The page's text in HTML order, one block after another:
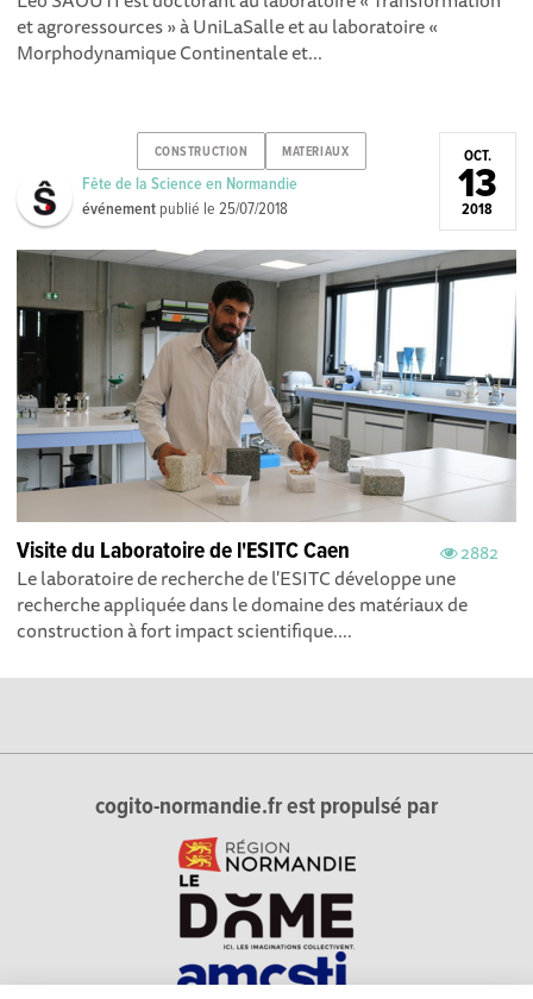
et agroressources » à UniLaSalle et au laboratoire «
Morphodynamique Continentale et...
CONSTRUCTION MATERIAUX
Fête de la Science en Normandie
événement publié le25/07/2018
OCT.
13
2018
2882
Visite du Laboratoire de l'ESITC Caen
Le laboratoire de recherche de l'ESITC développe une
recherche appliquée dans le domaine des matériaux de
construction à fort impact scientifique....
cogito-normandie.fr est propulsé par